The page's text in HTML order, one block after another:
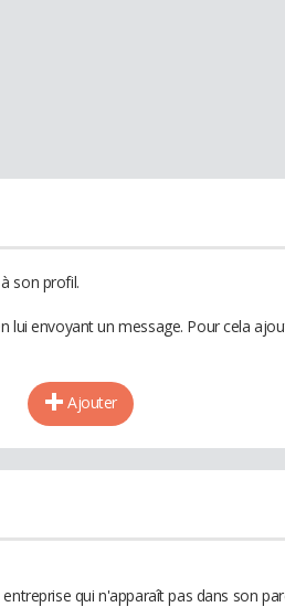
son profil.
lui envoyant un message. Pour cela
Ajouter
qui n'apparaît pas dans son